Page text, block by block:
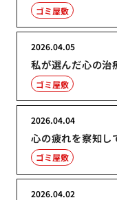
ゴミ屋敷
私が選んだ心の治
2026.04.05
ゴミ屋敷
心の疲れを察知し
2026.04.04
ゴミ屋敷
2026.04.02